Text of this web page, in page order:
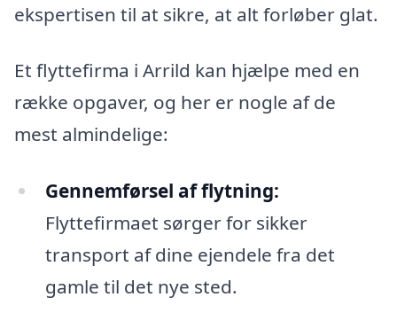
ekspertisen til at sikre, at alt forløber glat.
Et flyttefirma i Arrild kan hjælpe med en
række opgaver, og her er nogle af de
mest almindelige:
Gennemførsel af flytning:
Flyttefirmaet sørger for sikker
transport af dine ejendele fra det
gamle til det nye sted.